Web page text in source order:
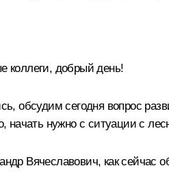
коллеги, добрый день!
обсудим сегодня вопрос
начать нужно с ситуации с
Вячеславович, как сейчас